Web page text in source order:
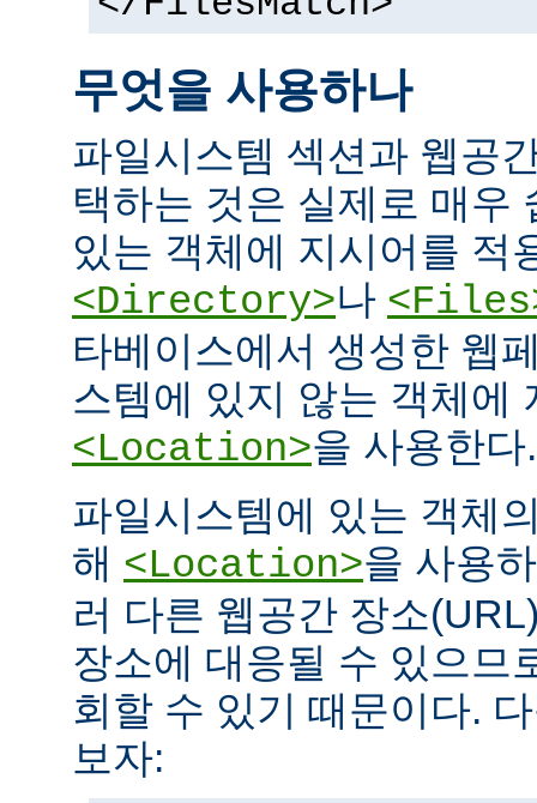
무엇을 사용하나
파일시스템 섹션과 웹공
택하는 것은 실제로 매우
있는 객체에 지시어를 적
<Directory>나
타베이스에서 생성한 웹
스템에 있지 않는 객체에
<Location>을 사용한다.
파일시스템에 있는 객체
해 <Location>을 사용
러 다른 웹공간 장소
장소에 대응될 수 있으므
회할 수 있기 때문이다.
보자: